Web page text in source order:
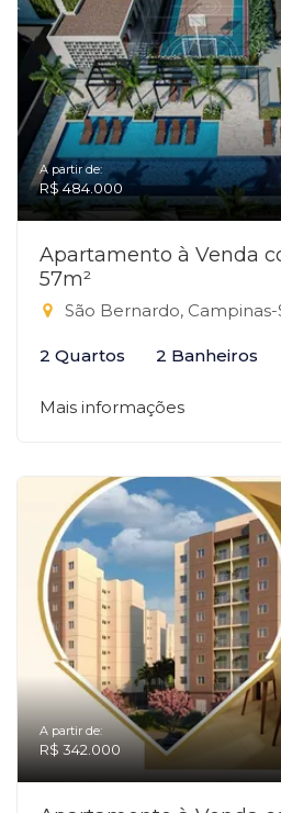
A partir de:
R$ 484.000
Apartamento à Venda
57m²
São Bernardo, Campinas-
2 Quartos 2 Banheiros
Mais informações
A partir de:
R$ 342.000